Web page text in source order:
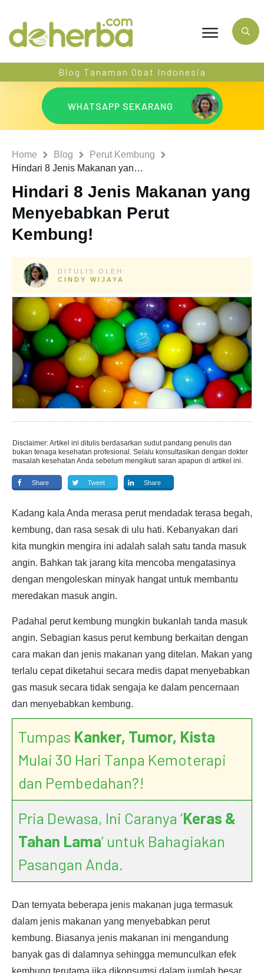
Blog Tanaman Obat Indonesia
WHATSAPP SEKARANG
Home Blog
Perut Kembung
Hindari 8 Jenis Makanan yang Menyebabkan Perut Kembung!
Hindari 8 Jenis Makanan yang
Menyebabkan Perut
Kembung!
DITULIS OLEH:
CINDY WIJAYA
Disclaimer: Artikel ini ditulis berdasarkan sudut pandang penulis dan
bukan tenaga kesehatan profesional. Selalu konsultasikan dengan dokter
masalah kesehatan Anda sebelum mengikuti saran apapun di artikel ini.
Share Tweet Share
Kadang kala Anda merasa perut mendadak terasa begah,
kembung, dan rasa sesak di ulu hati. Kebanyakan dari
kita mungkin mengira ini adalah salah satu tanda masuk
angin. Bahkan tak jarang kita mencoba mengatasinya
dengan mengoleskan minyak hangat untuk membantu
meredakan masuk angin.
Padahal perut kembung mungkin bukanlah tanda masuk
angin. Sebagian kasus perut kembung berkaitan dengan
cara makan dan jenis makanan yang ditelan. Makan yang
terlalu cepat diketahui secara medis dapat menyebabkan
gas masuk secara tidak sengaja ke dalam pencernaan
dan menyebabkan kembung.
Tumpas Kanker, Tumor, Kista
Mulai 30 Hari Tanpa Kemoterapi
dan Pembedahan?!
Pria Dewasa, Ini Caranya ‘Keras &
Tahan Lama’ untuk Bahagiakan
Pasangan Anda.
Dan ternyata beberapa jenis makanan juga termasuk
dalam jenis makanan yang menyebabkan perut
kembung. Biasanya jenis makanan ini mengandung
banyak gas di dalamnya sehingga memunculkan efek
kembung terutama jika dikonsumsi dalam jumlah besar.